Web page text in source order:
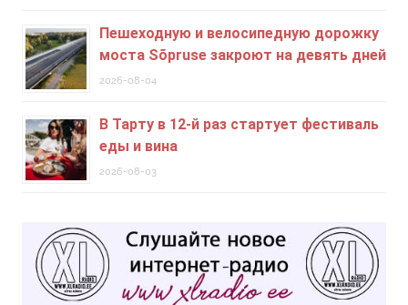
Пешеходную и велосипедную дорожку
моста Sõpruse закроют на девять дней
2026-08-04
В Тарту в 12-й раз стартует фестиваль
еды и вина
2026-08-03